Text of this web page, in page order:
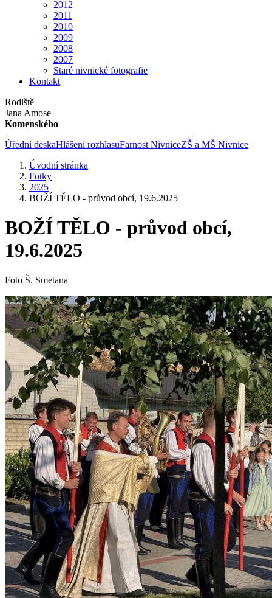
2012
2011
2010
2009
2008
2007
Staré nivnické fotografie
Kontakt
Rodiště
Jana Amose
Komenského
Úřední deskaHlášení rozhlasuFarnost NivniceZŠ a MŠ Nivnice
Úvodní stránka
Fotky
2025
BOŽÍ TĚLO - průvod obcí, 19.6.2025
BOŽÍ TĚLO - průvod obcí,
19.6.2025
Foto Š. Smetana